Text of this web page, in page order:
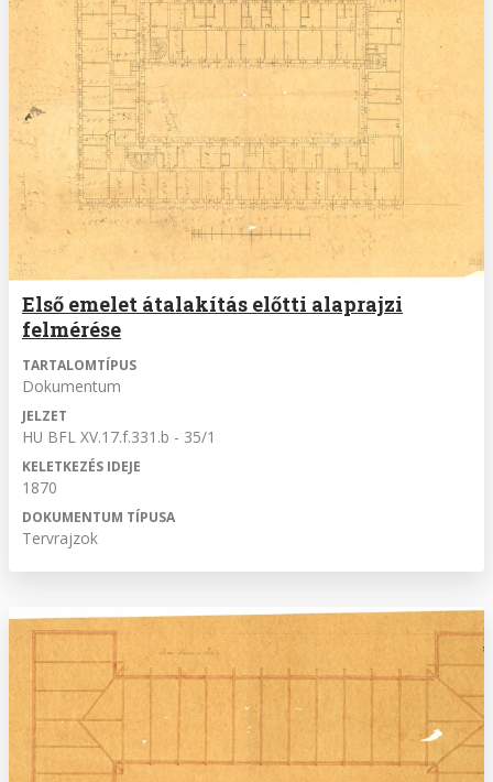
Első emelet átalakítás előtti alaprajzi
felmérése
TARTALOMTÍPUS
Dokumentum
JELZET
HU BFL XV.17.f.331.b - 35/1
KELETKEZÉS IDEJE
1870
DOKUMENTUM TÍPUSA
Tervrajzok